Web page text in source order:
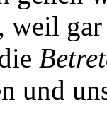
weil
und